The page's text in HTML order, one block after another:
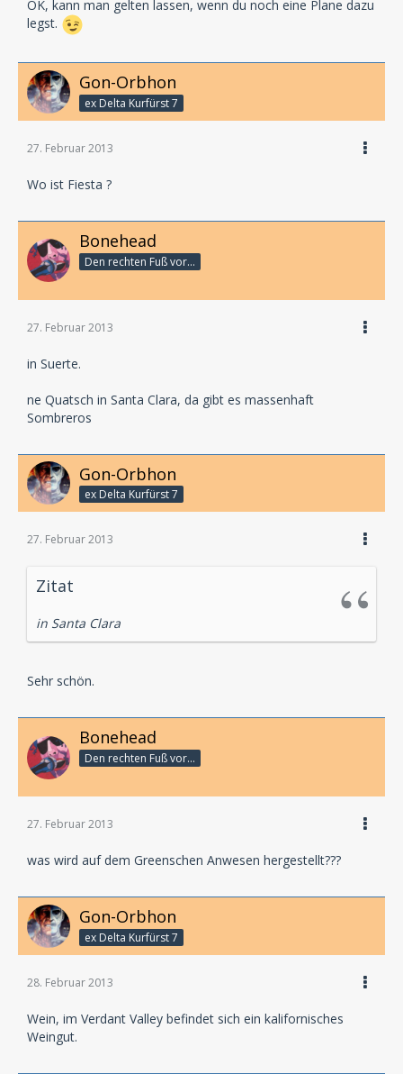
OK, kann man gelten lassen, wenn du noch eine Plane dazu
legst.
Gon-Orbhon
ex Delta Kurfürst 7
27. Februar 2013
Wo ist Fiesta ?
Bonehead
Den rechten Fuß vor...
27. Februar 2013
in Suerte.
ne Quatsch in Santa Clara, da gibt es massenhaft
Sombreros
Gon-Orbhon
ex Delta Kurfürst 7
27. Februar 2013
Zitat
in Santa Clara
Sehr schön.
Bonehead
Den rechten Fuß vor...
27. Februar 2013
was wird auf dem Greenschen Anwesen hergestellt???
Gon-Orbhon
ex Delta Kurfürst 7
28. Februar 2013
Wein, im Verdant Valley befindet sich ein kalifornisches
Weingut.